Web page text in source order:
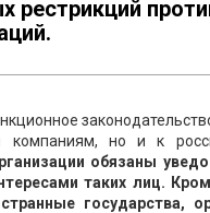
рестрикций
компаниям, но и к
обязаны
таких лиц.
государства,